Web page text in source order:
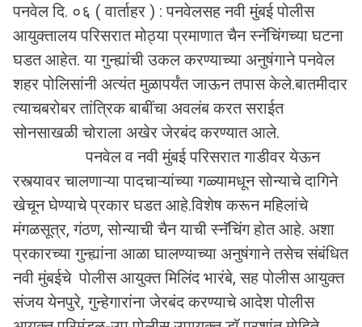
पनवेल दि. ०६ ( वार्ताहर ) : पनवेलसह नवी मुंबई पोलीस
आयुक्तालय परिसरात मोठ्या प्रमाणात चैन स्नॅचिंगच्या घटना
घडत आहेत. या गुन्ह्यांची उकल करण्याच्या अनुषंगाने पनवेल
शहर पोलिसांनी अत्यंत मुळापर्यंत जाऊन तपास केले.बातमीदार
त्याचबरोबर तांत्रिक बाबींचा अवलंब करत सराईत
सोनसाखळी चोराला अखेर जेरबंद करण्यात आले.
पनवेल व नवी मुंबई परिसरात गाडीवर येऊन
रस्त्यावर चालणाऱ्या पादचाऱ्यांच्या गळ्यामधून सोन्याचे दागिने
खेचून घेण्याचे प्रकार घडत आहे.विशेष करून महिलांचे
मंगळसूत्र, गंठण, सोन्याची चैन याची स्नॅचिंग होत आहे. अशा
प्रकारच्या गुन्ह्यांना आळा घालण्याच्या अनुषंगाने तसेच संबंधित
नवी मुंबईचे पोलीस आयुक्त मिलिंद भारंबे, सह पोलीस आयुक्त
संजय येनपुरे, गुन्हेगारांना जेरबंद करण्याचे आदेश पोलीस